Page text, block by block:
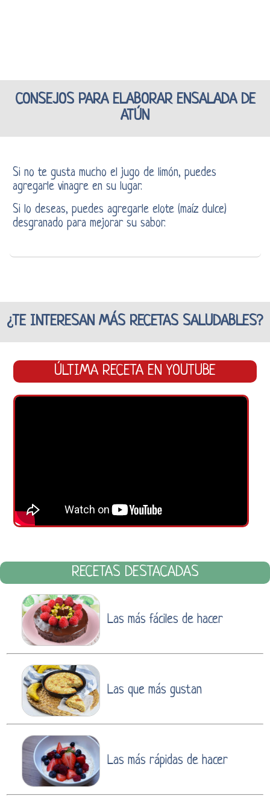
CONSEJOS PARA ELABORAR ENSALADA DE
ATÚN
Si no te gusta mucho el jugo de limón, puedes
agregarle vinagre en su lugar.
Si lo deseas, puedes agregarle elote (maíz dulce)
desgranado para mejorar su sabor.
¿TE INTERESAN MÁS RECETAS SALUDABLES?
ÚLTIMA RECETA EN YOUTUBE
RECETAS DESTACADAS
Las más fáciles de hacer
Las que más gustan
Las más rápidas de hacer